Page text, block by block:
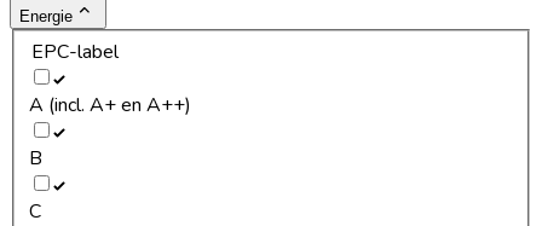
Energie
EPC-label
A (incl. A+ en A++)
B
C